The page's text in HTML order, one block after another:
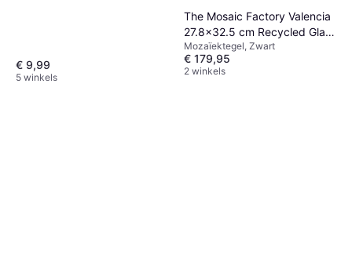
€ 9,99
5 winkels
The Mosaic Factory Valencia
27.8x32.5 cm Recycled Glas
Nero Marble Print
Mozaïektegel, Zwart
€ 179,95
2 winkels